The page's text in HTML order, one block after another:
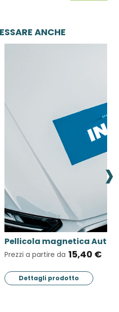
ANCHE
Auto-Moto
€
›